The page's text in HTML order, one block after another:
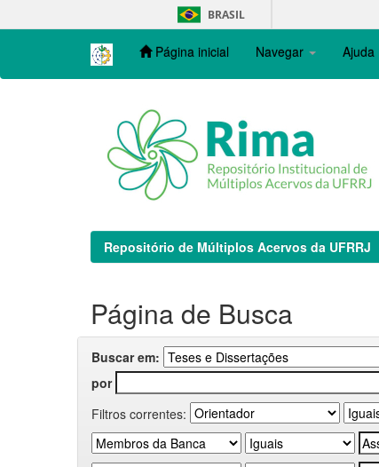
navigation
BRASIL
Página inicial Navegar Ajuda
Repositório de Múltiplos Acervos da UFRRJ
Página de Busca
Buscar em:
por
Filtros correntes: